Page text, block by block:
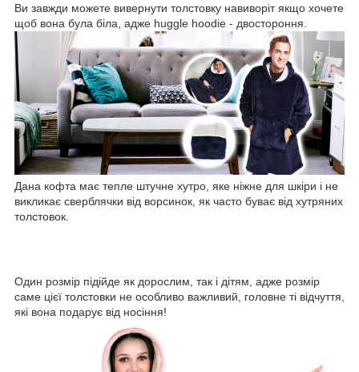
Ви завжди можете вивернути толстовку навиворіт якщо хочете
щоб вона була біла, адже huggle hoodie - двостороння.
Дана кофта має тепле штучне хутро, яке ніжне для шкіри і не
викликає сверблячки від ворсинок, як часто буває від хутряних
толстовок.
Один розмір підійде як дорослим, так і дітям, адже розмір
саме цієї толстовки не особливо важливий, головне ті відчуття,
які вона подарує від носіння!